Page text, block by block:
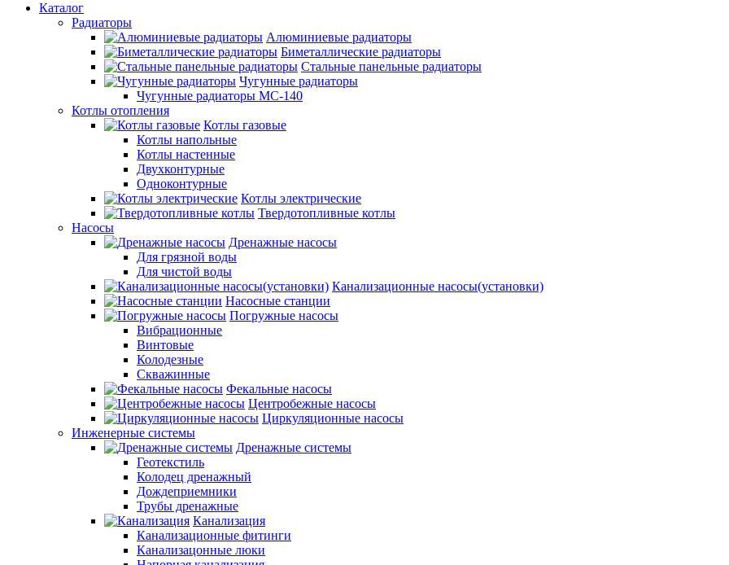
Каталог
Радиаторы
Алюминиевые радиаторы
Биметаллические радиаторы
Стальные панельные радиаторы
Чугунные радиаторы
Чугунные радиаторы МС-140
Котлы отопления
Котлы газовые
Котлы напольные
Котлы настенные
Двухконтурные
Одноконтурные
Котлы электрические
Твердотопливные котлы
Насосы
Дренажные насосы
Для грязной воды
Для чистой воды
Канализационные насосы(установки)
Насосные станции
Погружные насосы
Вибрационные
Винтовые
Колодезные
Скважинные
Фекальные насосы
Центробежные насосы
Циркуляционные насосы
Инженерные системы
Дренажные системы
Геотекстиль
Колодец дренажный
Дождеприемники
Трубы дренажные
Канализация
Канализационные фитинги
Канализацонные люки